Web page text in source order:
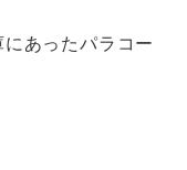
あったパラコー